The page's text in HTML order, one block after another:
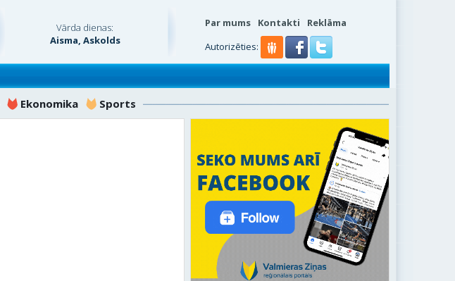
Vārda dienas:
Aisma, Askolds
Par mums Kontakti
Reklāma
Autorizēties:
Ekonomika Sports